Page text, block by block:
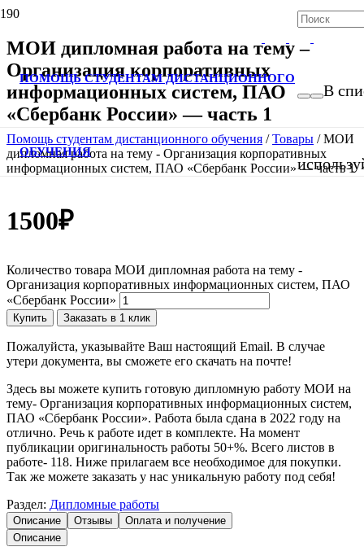
ПОМОЩЬ СТУДЕНТАМ ДИСТАНЦИОННОГО
ОБУЧЕНИЯ
В
МОИ дипломная работа на тему –
Организация корпоративных
информационных систем, ПАО
«Сбербанк России» — часть 1
Помощь студентам дистанционного обучения /Товары /МОИ
дипломная работа на тему - Организация корпоративных
информационных систем, ПАО «Сбербанк России» — часть 1
1500₽
Количество товара МОИ дипломная работа на тему -
Организация корпоративных информационных систем, ПАО
«Сбербанк России»
Купить Заказать в 1 клик
Пожалуйста, указывайте Ваш настоящий Email. В случае
утери документа, вы сможете его скачать на почте!
Здесь вы можете купить готовую дипломную работу МОИ на
тему- Организация корпоративных информационных систем,
ПАО «Сбербанк России». Работа была сдана в 2022 году на
отлично. Речь к работе идет в комплекте. На момент
публикации оригинальность работы 50+%. Всего листов в
работе- 118. Ниже прилагаем все необходимое для покупки.
Так же можете заказать у нас уникальную работу под себя!
Раздел: Дипломные работы
Описание Отзывы
Оплата и получение
Описание